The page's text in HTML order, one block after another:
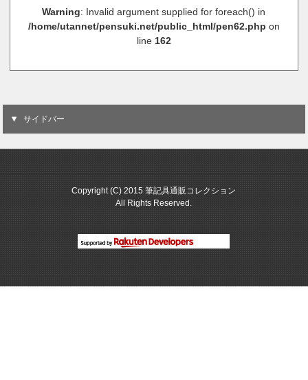
Warning: Invalid argument supplied for foreach() in
/home/utannet/pensuki.net/public_html/pen62.php on
line 162
サイドバー
Copyright (C) 2015 筆記具通販コレクション
All Rights Reserved.